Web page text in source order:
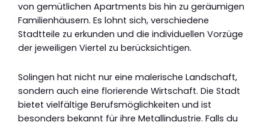
von gemütlichen Apartments bis hin zu geräumigen
Familienhäusern. Es lohnt sich, verschiedene
Stadtteile zu erkunden und die individuellen Vorzüge
der jeweiligen Viertel zu berücksichtigen.
Solingen hat nicht nur eine malerische Landschaft,
sondern auch eine florierende Wirtschaft. Die Stadt
bietet vielfältige Berufsmöglichkeiten und ist
besonders bekannt für ihre Metallindustrie. Falls du